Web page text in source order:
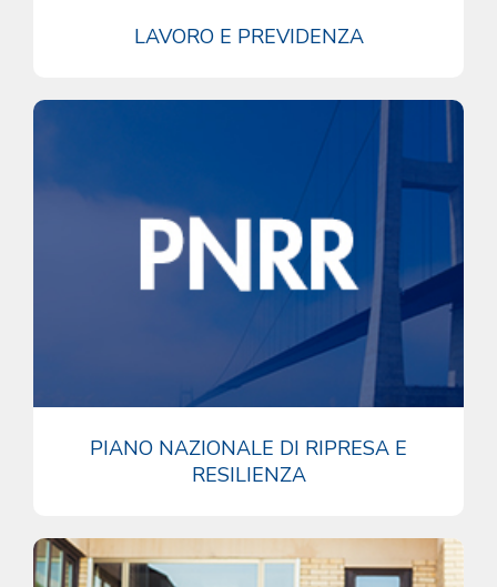
LAVORO E PREVIDENZA
PIANO NAZIONALE DI RIPRESA E
RESILIENZA